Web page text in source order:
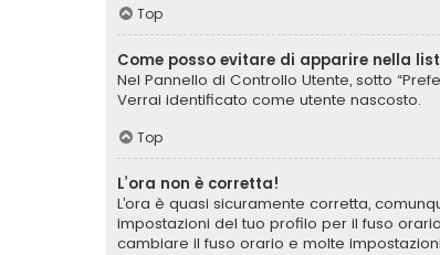
Top
Come posso evitare di apparire nella
Nel Pannello di Controllo Utente, sotto
Verrai identificato come utente nascosto.
Top
L’ora non è corretta!
L’ora è quasi sicuramente corretta,
impostazioni del tuo profilo per il fuso
cambiare il fuso orario e molte